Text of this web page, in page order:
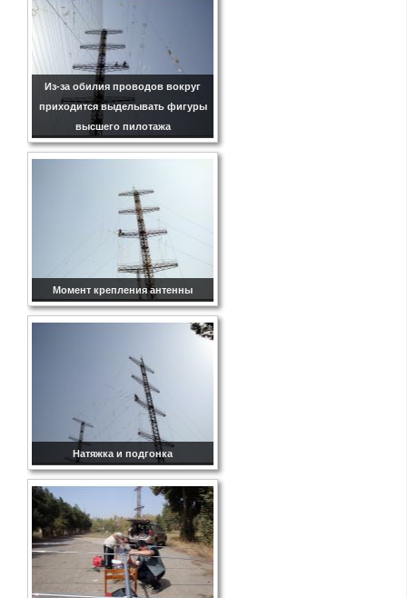
Из-за обилия проводов вокруг
приходится выделывать фигуры
высшего пилотажа
Момент крепления антенны
Натяжка и подгонка